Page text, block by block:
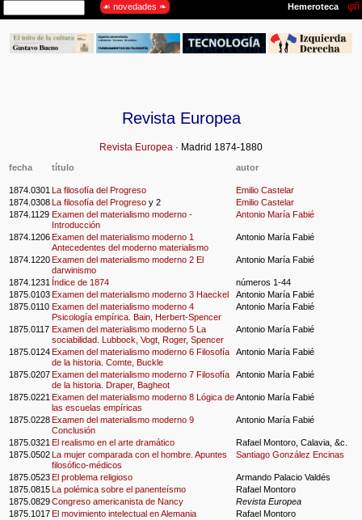
Revista Europea
Revista Europea · Madrid 1874-1880
fecha título autor
1874.0301 La filosofía del Progreso
Emilio Castelar
1874.0308 La filosofía del Progresoy 2
Emilio Castelar
1874.1129 Examen del materialismo moderno -
Introducción
Antonio María Fabié
1874.1206 Examen del materialismo moderno 1
Antecedentes del moderno materialismo
Antonio María Fabié
1874.1220 Examen del materialismo moderno 2 El
darwinismo
Antonio María Fabié
1874.1231 Índice de 1874
números 1-44
1875.0103 Examen del materialismo moderno 3 Haeckel
Antonio María Fabié
1875.0110 Examen del materialismo moderno 4
Psicología empírica. Bain, Herbert-Spencer
Antonio María Fabié
1875.0117 Examen del materialismo moderno 5 La
sociabilidad. Lubbock, Vogt, Roger, Spencer
Antonio María Fabié
1875.0124 Examen del materialismo moderno 6 Filosofía
de la historia. Comte, Buckle
Antonio María Fabié
1875.0207 Examen del materialismo moderno 7 Filosofía
de la historia. Draper, Bagheot
Antonio María Fabié
1875.0221 Examen del materialismo moderno 8 Lógica de
las escuelas empíricas
Antonio María Fabié
1875.0228 Examen del materialismo moderno 9
Conclusión
Antonio María Fabié
1875.0321 El realismo en el arte dramático
Rafael Montoro, Calavia, &c.
1875.0502 La mujer comparada con el hombre. Apuntes
filosófico-médicos
Santiago González Encinas
1875.0523 El problema religioso
Armando Palacio Valdés
1875.0815 La polémica sobre el panenteísmo
Rafael Montoro
1875.0829 Congreso americanista de Nancy
Revista Europea
1875.1017 El movimiento intelectual en Alemania
Rafael Montoro